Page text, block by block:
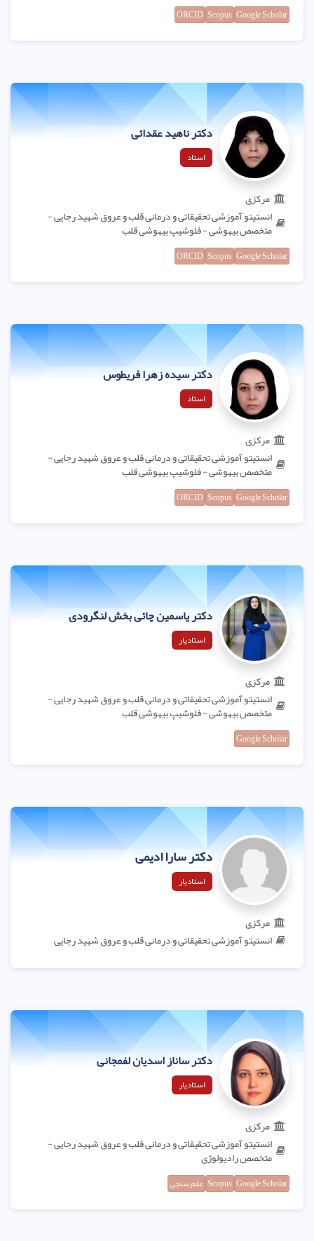
Google Scholar
Scopus
ORCID
دکتر ناهید عقدائی
استاد
مرکزی
انستیتو آموزشی تحقیقاتی و درمانی قلب و عروق شهید رجایی -
متخصص بیهوشی - فلوشیپ بیهوشی قلب
Google Scholar
Scopus
ORCID
دکتر سیده زهرا فریطوس
استاد
مرکزی
انستیتو آموزشی تحقیقاتی و درمانی قلب و عروق شهید رجایی -
متخصص بیهوشی - فلوشیپ بیهوشی قلب
Google Scholar
Scopus
ORCID
دکتر یاسمین چائی بخش لنگرودی
استادیار
مرکزی
انستیتو آموزشی تحقیقاتی و درمانی قلب و عروق شهید رجایی -
متخصص بیهوشی - فلوشیپ بیهوشی قلب
Google Scholar
دکتر سارا ادیمی
استادیار
مرکزی
انستیتو آموزشی تحقیقاتی و درمانی قلب و عروق شهید رجایی
دکتر ساناز اسدیان لفمجانی
استادیار
مرکزی
انستیتو آموزشی تحقیقاتی و درمانی قلب و عروق شهید رجایی -
متخصص رادیولوژی
Google Scholar
Scopus علم سنجی